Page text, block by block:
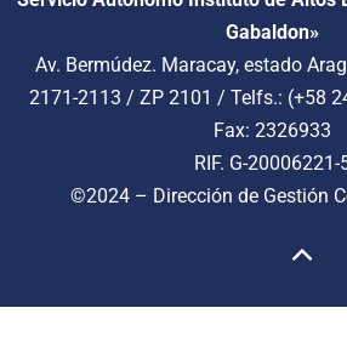
Gabaldon»
Av. Bermúdez. Maracay, estado
2171-2113 / ZP 2101 / Telfs.: (+58
Fax: 2326933
RIF. G-20006221-
©2024 – Dirección de Gestión